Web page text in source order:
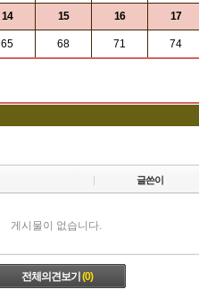
14 15 16 17
65 68 71 74
글쓴이
게시물이 없습니다.
전체의견보기 (0)